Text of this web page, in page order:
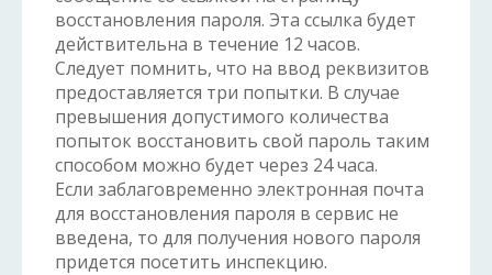
восстановления пароля. Эта ссылка будет
действительна в течение 12 часов.
Следует помнить, что на ввод реквизитов
предоставляется три попытки. В случае
превышения допустимого количества
попыток восстановить свой пароль таким
способом можно будет через 24 часа.
Если заблаговременно электронная почта
для восстановления пароля в сервис не
введена, то для получения нового пароля
придется посетить инспекцию.